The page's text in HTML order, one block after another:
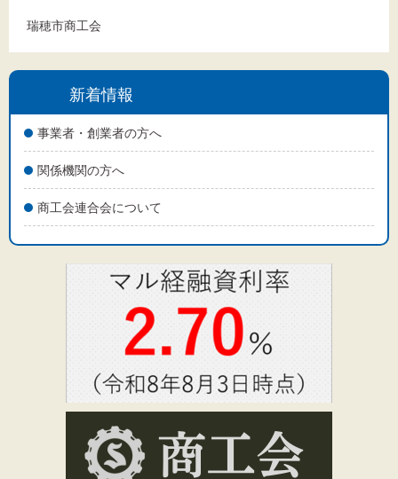
新着情報
事業者・創業者の方へ
関係機関の方へ
商工会連合会について
瑞穂市商工会